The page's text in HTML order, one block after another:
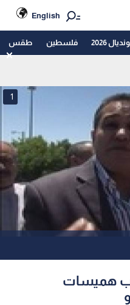
English
2026 فلسطين طقس
1
هميسات